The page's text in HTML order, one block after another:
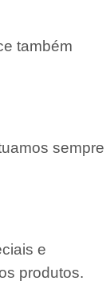
também
sempre
e
produtos.